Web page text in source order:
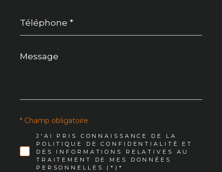
*
Message
*
J'AI PRIS CONNAISSANCE DE LA
POLITIQUE DE CONFIDENTIALITÉ ET
DES INFORMATIONS RELATIVES AU
TRAITEMENT DE MES DONNÉES
PERSONNELLES (*)*
* Champ obligatoire